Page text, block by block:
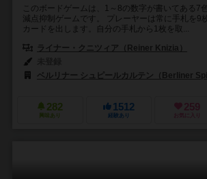
このボードゲームは、1～8の数字が書いてある7
減点抑制ゲームです。 プレーヤーは常に手札を9
カードを出します。自分の手札から1枚を取...
ライナー・クニツィア（Reiner Knizia）
ベルリナー シュピールカルテン（Berliner
282
興味あり
1512
経験あり
259
お気に入り